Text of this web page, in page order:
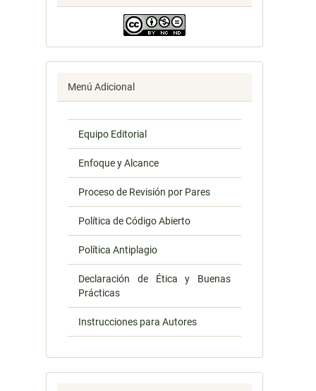
Menú Adicional
Equipo Editorial
Enfoque y Alcance
Proceso de Revisión por Pares
Política de Código Abierto
Política Antiplagio
Declaración de Ética y Buenas
Prácticas
Instrucciones para Autores